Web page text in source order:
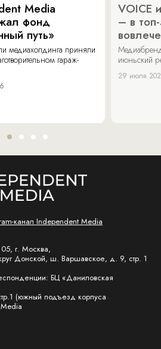
Media
фонд
путь»
медиахолдинга приняли
гараж-
VOICE
– в
июньский
29 июля
канал Independent Media
г. Москва,
Донской, ш. Варшавское, д. 9, стр. 1
БЦ «Даниловская
(южный подъезд корпуса